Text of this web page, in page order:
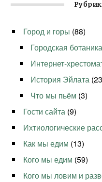
Город и горы (88)
Городская ботаника
Интернет-
История Эйлата
Что мы пьём (3)
Гости сайта (9)
Ихтиологические
Как мы едим (13)
Кого мы едим (59)
Кого мы ловим и